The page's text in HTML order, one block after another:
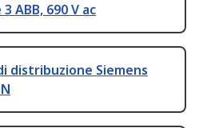
ABB, 690 V ac
distribuzione Siemens